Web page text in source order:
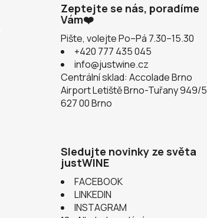
Zeptejte se nás, poradíme
Vám❤️
Pište, volejte Po–Pá 7.30–15.30
+420 777 435 045
info@justwine.cz
Centrální sklad: Accolade Brno
Airport Letiště Brno-Tuřany 949/5
627 00 Brno
Sledujte novinky ze světa
justWINE
FACEBOOK
LINKEDIN
INSTAGRAM